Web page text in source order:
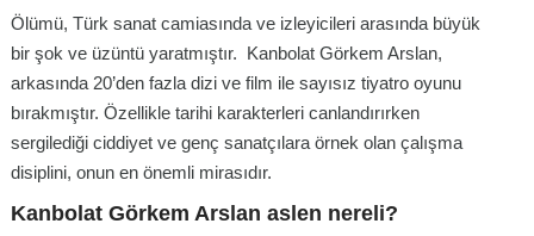
Ölümü, Türk sanat camiasında ve izleyicileri arasında büyük
bir şok ve üzüntü yaratmıştır. Kanbolat Görkem Arslan,
arkasında 20’den fazla dizi ve film ile sayısız tiyatro oyunu
bırakmıştır. Özellikle tarihi karakterleri canlandırırken
sergilediği ciddiyet ve genç sanatçılara örnek olan çalışma
disiplini, onun en önemli mirasıdır.
Kanbolat Görkem Arslan aslen nereli?